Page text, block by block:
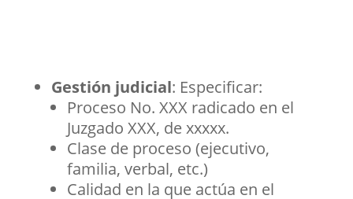
Gestión judicial: Especificar:
Proceso No. XXX radicado en el
Juzgado XXX, de xxxxx.
Clase de proceso (ejecutivo,
familia, verbal, etc.)
Calidad en la que actúa en el